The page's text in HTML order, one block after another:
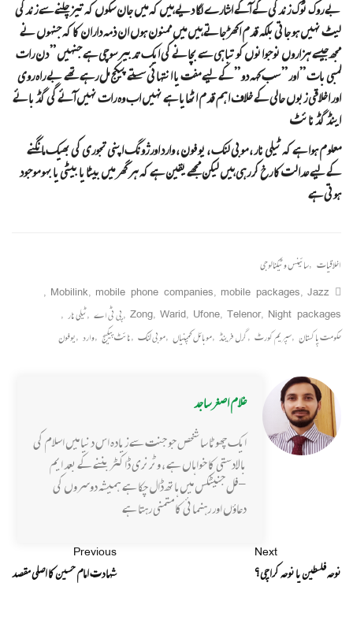
بے روک ٹوک زندگی کے آگے اشارے لگا دیے ہیں کہ میں جان سکوں کہ تیز چلنے سے زندگی
لیٹ نہیں ہو جاتی بلکہ قدم اکھڑ جاتے ہیں میں ممنون ہوں ان ذمہ داران کا کہ جنہوں نے
مجھ جیسے ہزاروں نوجوانوں کو تباہی سے بچانے کی ایک تدبیر سوچی ہے جنہیں ” دن رات
لمبی بات ” اور ” سب کہہ دو ” کے لیے مفت یا انتہائی سستے پیکج مل رہے تھے بے راہ روی
اور اخلاقی زبوں حالی کے خلاف اہم قدم اٹھایا ہے نہیں اب وہ رات نہیں آئے گی گڈ بائے
اینڈ گڈ نائٹ
معلوم ہوا ہے کہ ٹیلی نار ، موبی لنک ، یو فون ، وارد اور ژونگ اپنی تجوری کی بھیک مانگنے
کے لیے عدالت کا رخ کر رہی ہیں لیکن مجھے یقین ہے کہ ہر گھر میں بیٹا یا بیٹی یا بہو موجود
ہوتی ہے
اخلاقیات ,سائینس و ٹیکنالوجی
Jazz
,
mobile packages
,
mobile phone companies
,
Mobilink
,
Night packages
,
Telenor
,
Ufone
,
Warid
,
Zong
,پی ٹی اے ,ٹیلی نار ,
حکومت پاکستان ,سپریم کورٹ ,گرل فرینڈ ,موبائل کمپنیاں ,موبی لنک ,نائٹ پیکیج ,وارد ,یوفون
غلام اصغر ساجد
ایک چھوٹا سا شخص جو جنت سے زیادہ اس دنیا میں اسلام کی
بالادستی کا خواہاں ہے ، وٹرنری ڈاکٹر بننے کے بعد ایم
-فل جنیٹکس میں ہاتھ ڈال چکا ہے ہمیشہ دوسروں کی
دعاؤں اور رہنمائی کا متمنی رہتا ہے
Previous
شہادت امام حسین کا اصلی مقصد
Next
نوحہ فلسطین یا نوحہ کراچی؟